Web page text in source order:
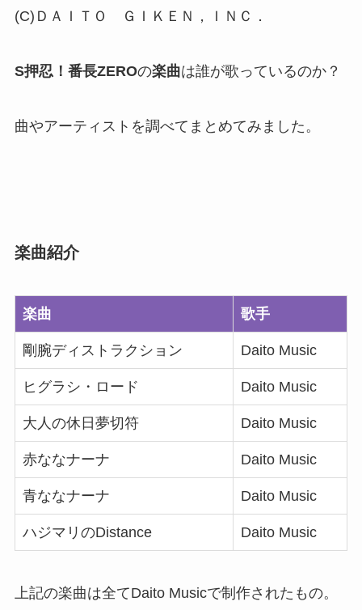
(C)ＤＡＩＴＯ ＧＩＫＥＮ，ＩＮＣ．
S押忍！番長ZEROの楽曲は誰が歌っているのか？
曲やアーティストを調べてまとめてみました。
楽曲紹介
楽曲 歌手
剛腕ディストラクション Daito Music
ヒグラシ・ロード Daito Music
大人の休日夢切符 Daito Music
赤ななナーナ Daito Music
青ななナーナ Daito Music
ハジマリのDistance Daito Music
上記の楽曲は全てDaito Musicで制作されたもの。